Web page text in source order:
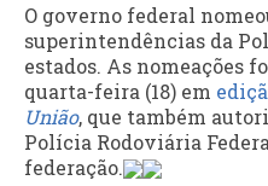
O governo federal
superintendências da
estados. As nomeações
quarta-feira (18) em
União, que também
Polícia Rodoviária
federação.